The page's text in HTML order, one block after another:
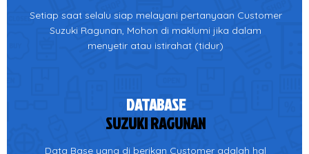
Setiap saat selalu siap melayani pertanyaan Customer
Suzuki Ragunan, Mohon di maklumi jika dalam
menyetir atau istirahat (tidur)
DATABASE
SUZUKI RAGUNAN
Data Base yang di berikan Customer adalah hal